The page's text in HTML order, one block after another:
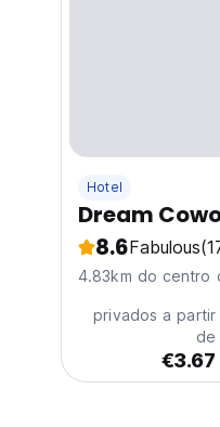
Hotel
Dream
8.6Fabulous
4.83km do centro
privados a partir
de
€3.67